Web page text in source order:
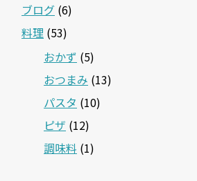
ブログ (6)
料理 (53)
おかず (5)
おつまみ (13)
パスタ (10)
ピザ (12)
調味料 (1)